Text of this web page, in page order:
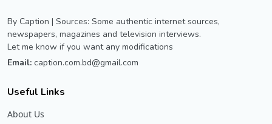
By Caption | Sources: Some authentic internet sources,
newspapers, magazines and television interviews.
Let me know if you want any modifications
Email: caption.com.bd@gmail.com
Useful Links
About Us